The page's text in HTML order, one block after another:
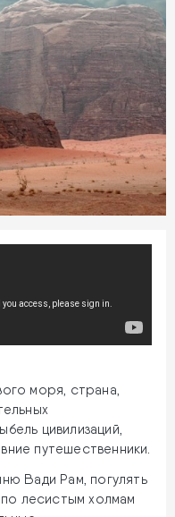
моря, страна,
цивилизаций,
путешественники.
Вади Рам, погулять
по лесистым холмам